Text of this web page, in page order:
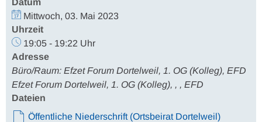
Datum
Mittwoch, 03. Mai 2023
Uhrzeit
19:05 - 19:22 Uhr
Adresse
Büro/Raum: Efzet Forum Dortelweil, 1. OG (Kolleg), EFD
Efzet Forum Dortelweil, 1. OG (Kolleg), , , EFD
Dateien
Öffentliche Niederschrift (Ortsbeirat Dortelweil)